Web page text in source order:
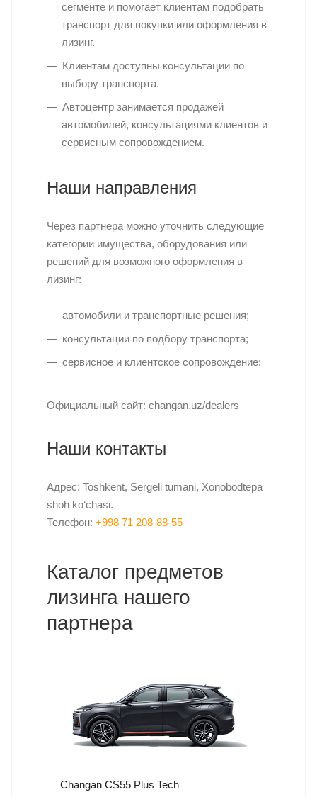
сегменте и помогает клиентам подобрать
транспорт для покупки или оформления в
лизинг.
Клиентам доступны консультации по
выбору транспорта.
Автоцентр занимается продажей
автомобилей, консультациями клиентов и
сервисным сопровождением.
Наши направления
Через партнера можно уточнить следующие
категории имущества, оборудования или
решений для возможного оформления в
лизинг:
автомобили и транспортные решения;
консультации по подбору транспорта;
сервисное и клиентское сопровождение;
Официальный сайт: changan.uz/dealers
Наши контакты
Адрес: Toshkent, Sergeli tumani, Xonobodtepa
shoh ko‘chasi.
Телефон: +998 71 208-88-55
Каталог предметов
лизинга нашего
партнера
Changan CS55 Plus Tech